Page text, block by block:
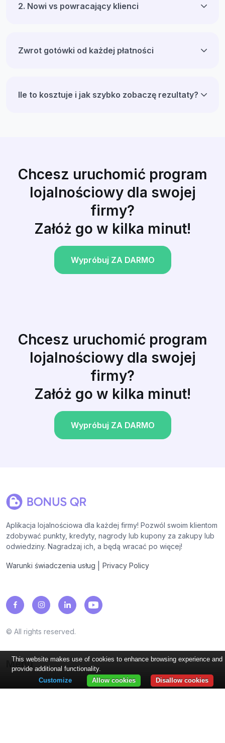
2. Nowi vs powracający klienci
Zwrot gotówki od każdej płatności
Ile to kosztuje i jak szybko zobaczę rezultaty?
Chcesz uruchomić program
lojalnościowy dla swojej
firmy?
Załóż go w kilka minut!
Wypróbuj ZA DARMO
Chcesz uruchomić program
lojalnościowy dla swojej
firmy?
Załóż go w kilka minut!
Wypróbuj ZA DARMO
Aplikacja lojalnościowa dla każdej firmy! Pozwól swoim klientom
zdobywać punkty, kredyty, nagrody lub kupony za zakupy lub
odwiedziny. Nagradzaj ich, a będą wracać po więcej!
Warunki świadczenia usług Privacy Policy
© All rights reserved.
Menu
This website makes use of cookies to enhance browsing experience and
provide additional functionality.
Disallow cookies
Allow cookies
Customize